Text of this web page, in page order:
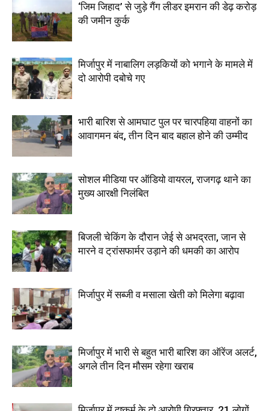
‘जिम जिहाद’ से जुड़े गैंग लीडर इमरान की डेढ़ करोड़
की जमीन कुर्क
मिर्जापुर में नाबालिग लड़कियों को भगाने के मामले में
दो आरोपी दबोचे गए
भारी बारिश से आमघाट पुल पर चारपहिया वाहनों का
आवागमन बंद, तीन दिन बाद बहाल होने की उम्मीद
सोशल मीडिया पर ऑडियो वायरल, राजगढ़ थाने का
मुख्य आरक्षी निलंबित
बिजली चेकिंग के दौरान जेई से अभद्रता, जान से
मारने व ट्रांसफार्मर उड़ाने की धमकी का आरोप
मिर्जापुर में सब्जी व मसाला खेती को मिलेगा बढ़ावा
मिर्जापुर में भारी से बहुत भारी बारिश का ऑरेंज अलर्ट,
अगले तीन दिन मौसम रहेगा खराब